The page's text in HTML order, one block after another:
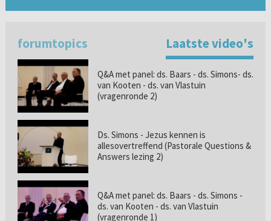
forumtopics Laatste video's
Q&A met panel: ds. Baars - ds. Simons- ds.
van Kooten - ds. van Vlastuin
(vragenronde 2)
Ds. Simons - Jezus kennen is
allesovertreffend (Pastorale Questions &
Answers lezing 2)
Q&A met panel: ds. Baars - ds. Simons -
ds. van Kooten - ds. van Vlastuin
(vragenronde 1)